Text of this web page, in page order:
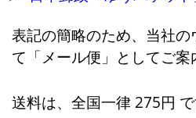
表記の簡略のため、当社
て「メール便」としてご案
送料は、全国一律 275円 で